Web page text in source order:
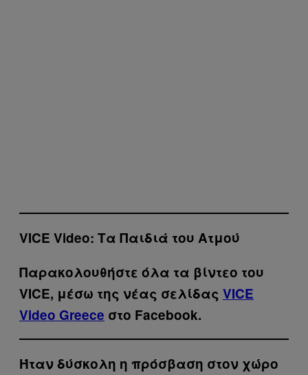
VICE Video: Τα Παιδιά του Ατμού
Παρακολουθήστε όλα τα βίντεo του
VICE, μέσω της νέας σελίδας VICE
Video Greece στο Facebook.
Ήταν δύσκολη η πρόσβαση στον χώρο